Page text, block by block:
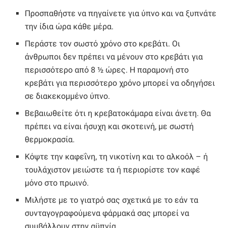
Προσπαθήστε να πηγαίνετε για ύπνο και να ξυπνάτε
την ίδια ώρα κάθε μέρα.
Περάστε τον σωστό χρόνο στο κρεβάτι. Οι
άνθρωποι δεν πρέπει να μένουν στο κρεβάτι για
περισσότερο από 8 ½ ώρες. Η παραμονή στο
κρεβάτι για περισσότερο χρόνο μπορεί να οδηγήσει
σε διακεκομμένο ύπνο.
Βεβαιωθείτε ότι η κρεβατοκάμαρα είναι άνετη. Θα
πρέπει να είναι ήσυχη και σκοτεινή, με σωστή
θερμοκρασία.
Κόψτε την καφεΐνη, τη νικοτίνη και το αλκοόλ – ή
τουλάχιστον μειώστε τα ή περιορίστε τον καφέ
μόνο στο πρωινό.
Μιλήστε με το γιατρό σας σχετικά με το εάν τα
συνταγογραφούμενα φάρμακά σας μπορεί να